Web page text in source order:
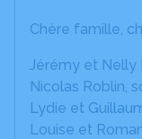
Chère famille,
Jérémy et Nelly
Nicolas Roblin,
Lydie et
Louise et